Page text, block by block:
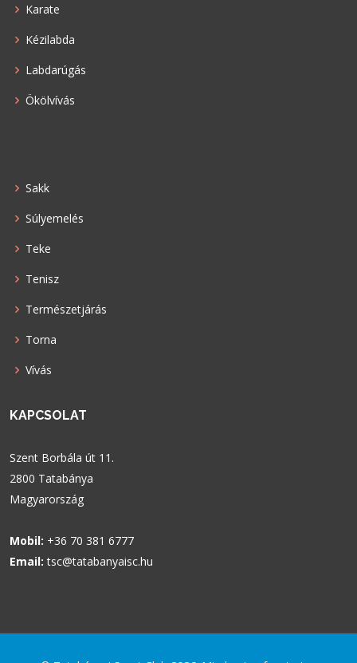
Karate
Kézilabda
Labdarúgás
Ökölvívás
Sakk
Súlyemelés
Teke
Tenisz
Természetjárás
Torna
Vívás
KAPCSOLAT
Szent Borbála út 11.
2800 Tatabánya
Magyarország
Mobil: +36 70 381 6777
Email: tsc@tatabanyaisc.hu